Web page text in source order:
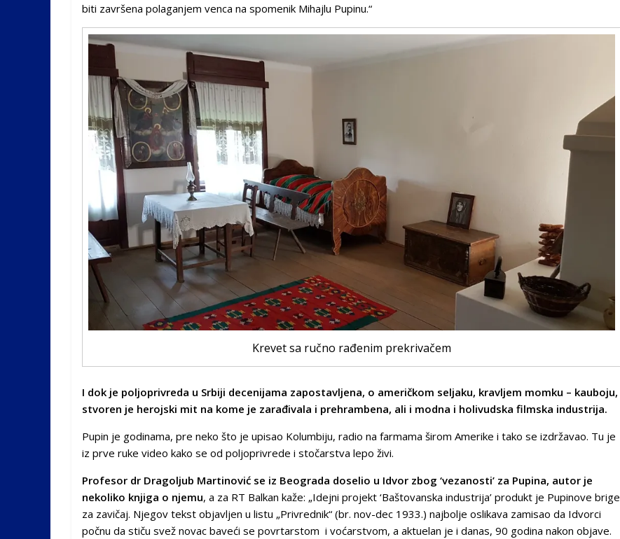
biti završena polaganjem venca na spomenik Mihajlu Pupinu.“
Krevet sa ručno rađenim prekrivačem
I dok je poljoprivreda u Srbiji decenijama zapostavljena, o američkom seljaku, kravljem momku – kauboju,
stvoren je herojski mit na kome je zarađivala i prehrambena, ali i modna i holivudska filmska industrija.
Pupin je godinama, pre neko što je upisao Kolumbiju, radio na farmama širom Amerike i tako se izdržavao. Tu je
iz prve ruke video kako se od poljoprivrede i stočarstva lepo živi.
Profesor dr Dragoljub Martinović se iz Beograda doselio u Idvor zbog ‘vezanosti’ za Pupina, autor je
nekoliko knjiga o njemu, a za RT Balkan kaže: „Idejni projekt ‘Baštovanska industrija’ produkt je Pupinove brige
za zavičaj. Njegov tekst objavljen u listu „Privrednik“ (br. nov-dec 1933.) najbolje oslikava zamisao da Idvorci
počnu da stiču svež novac baveći se povrtarstom i voćarstvom, a aktuelan je i danas, 90 godina nakon objave.